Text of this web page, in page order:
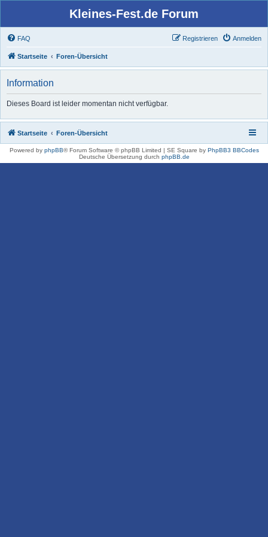
Kleines-Fest.de Forum
FAQ Anmelden
Registrieren
Startseite Foren-Übersicht
Information
Dieses Board ist leider momentan nicht verfügbar.
Startseite Foren-Übersicht
Powered by phpBB® Forum Software © phpBB Limited | SE Square by PhpBB3 BBCodes
Deutsche Übersetzung durch phpBB.de